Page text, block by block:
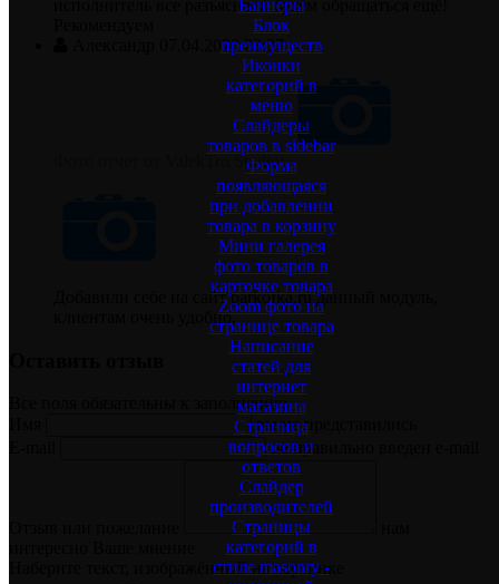
Баннеры
Блок
преимуществ
Иконки
категорий в
меню
Слайдеры
товаров в sidebar
Форма
появляющаяся
при добавлении
товара в корзину
Мини галерея
фото товаров в
карточке товара
Zoom фото на
странице товара
Написание
статей для
интернет
магазина
Страница
вопросов и
ответов
Слайдер
производителей
Страницы
категорий в
стиле masonry -
исполнитель все разъясняет. будем обращаться ещё!
07.04.2020 23:37
Фото отчет от ValekTro Studio:
Добавили себе на сайт parkofka.ru данный модуль,
клиентам очень удобно.
Все поля обязательны к заполнению
вы не представились
не правильно введен e-mail
Наберите текст, изображённый на картинке